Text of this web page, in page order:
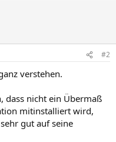
#2
verstehen.
dass nicht ein Übermaß
mitinstalliert wird,
gut auf seine